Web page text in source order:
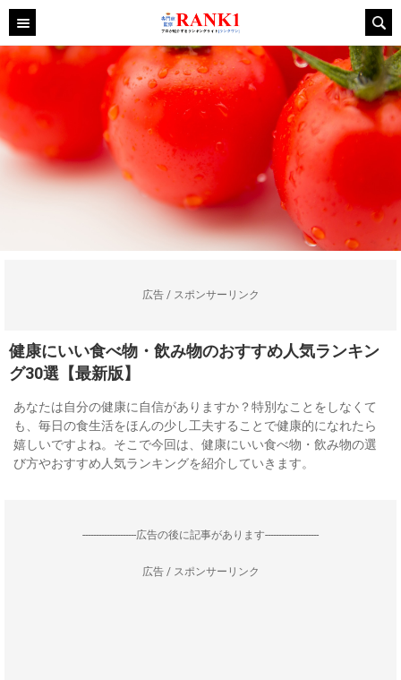
広告 / スポンサーリンク
健康にいい食べ物・飲み物のおすすめ人気ランキン
グ30選【最新版】
あなたは自分の健康に自信がありますか？特別なことをしなくて
も、毎日の食生活をほんの少し工夫することで健康的になれたら
嬉しいですよね。そこで今回は、健康にいい食べ物・飲み物の選
び方やおすすめ人気ランキングを紹介していきます。
--------------------広告の後に記事があります--------------------
広告 / スポンサーリンク